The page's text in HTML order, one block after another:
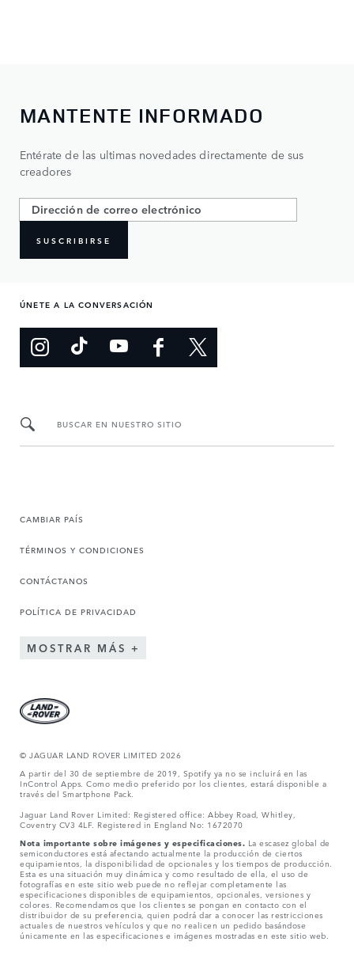
MANTENTE INFORMADO
Entérate de las ultimas novedades directamente de sus
creadores
SUSCRIBIRSE
ÚNETE A LA CONVERSACIÓN
BUSCAR EN NUESTRO SITIO
CAMBIAR PAÍS
TÉRMINOS Y CONDICIONES
CONTÁCTANOS
POLÍTICA DE PRIVACIDAD
MOSTRAR MÁS
© JAGUAR LAND ROVER LIMITED 2026
A partir del 30 de septiembre de 2019, Spotify ya no se incluirá en las
InControl Apps. Como medio preferido por los clientes, estará disponible a
través del Smartphone Pack.
Jaguar Land Rover Limited: Registered office: Abbey Road, Whitley,
Coventry CV3 4LF. Registered in England No: 1672070
Nota importante sobre imágenes y especificaciones. La escasez global de
semiconductores está afectando actualmente la producción de ciertos
equipamientos, la disponibilidad de opcionales y los tiempos de producción.
Esta es una situación muy dinámica y como resultado de ella, el uso de
fotografías en este sitio web puede no reflejar completamente las
especificaciones disponibles de equipamientos, opcionales, versiones y
colores. Recomendamos que los clientes se pongan en contacto con el
distribuidor de su preferencia, quien podrá dar a conocer las restricciones
actuales de nuestros vehículos y que no realicen un pedido basándose
únicamente en las especificaciones e imágenes mostradas en este sitio web.